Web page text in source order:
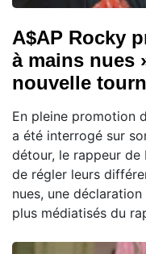
A$AP Rocky
à mains nues
nouvelle
En pleine promotion
a été interrogé sur
détour, le rappeur de
de régler leurs
nues, une
plus médiatisés du